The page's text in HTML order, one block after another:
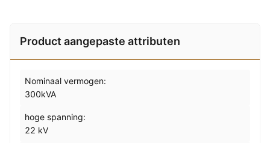
Product aangepaste attributen
Nominaal vermogen:
300kVA
hoge spanning:
22 kV